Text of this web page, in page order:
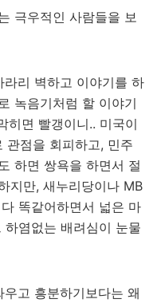
극우적인 사람들을 보
리 벽하고 이야기를 하
녹음기처럼 할 이야기
히면 빨갱이니.. 미국이
관점을 회피하고, 민주
하면 쌍욕을 하면서 절
지만, 새누리당이나 MB
똑같어하면서 넓은 마
염없는 배려심이 눈물
고 흥분하기보다는 왜